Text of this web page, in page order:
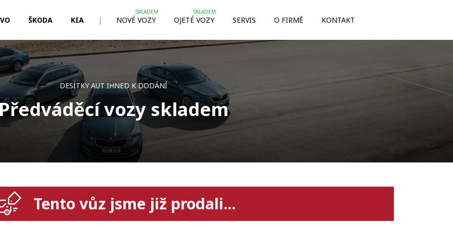
ŠKODA KIA | NOVÉ VOZY OJETÉ VOZY SERVIS O FIRMĚ KONTAKT
DESÍTKY AUT IHNED K DODÁNÍ
vozy skladem
Tento vůz jsme již prodali...